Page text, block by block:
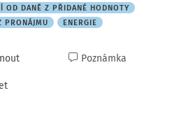
OD DANĚ Z PŘIDANÉ HODNOTY
PRONÁJMU ENERGIE
Poznámka